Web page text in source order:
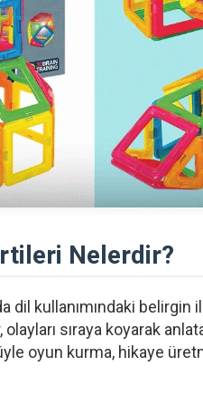
Nelerdir?
dil kullanımındaki belirgin
olayları sıraya koyarak
oyun kurma, hikaye